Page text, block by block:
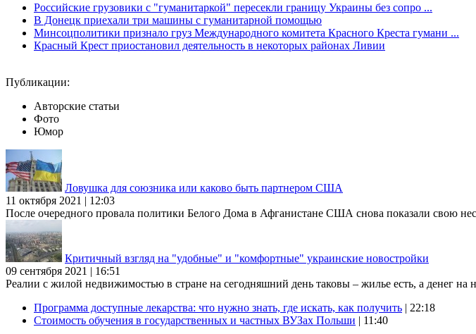
Российские грузовики с "гуманитаркой" пересекли границу Украины без сопро ...
В Донецк приехали три машины с гуманитарной помощью
Минсоцполитики признало груз Международного комитета Красного Креста гумани ...
Красный Крест приостановил деятельность в некоторых районах Ливии
Публикации:
Авторские статьи
Фото
Юмор
Ловушка для союзника или каково быть партнером США
11 октября 2021 | 12:03
После очередного провала политики Белого Дома в Афганистане США снова показали свою
Критичный взгляд на "удобные" и "комфортные" украинские новостройки
09 сентября 2021 | 16:51
Реалии с жилой недвижимостью в стране на сегодняшний день таковы – жилье есть, а денег на
Программа доступные лекарства: что нужно знать, где искать, как получить | 22:18
Стоимость обучения в государственных и частных ВУЗах Польши | 11:40